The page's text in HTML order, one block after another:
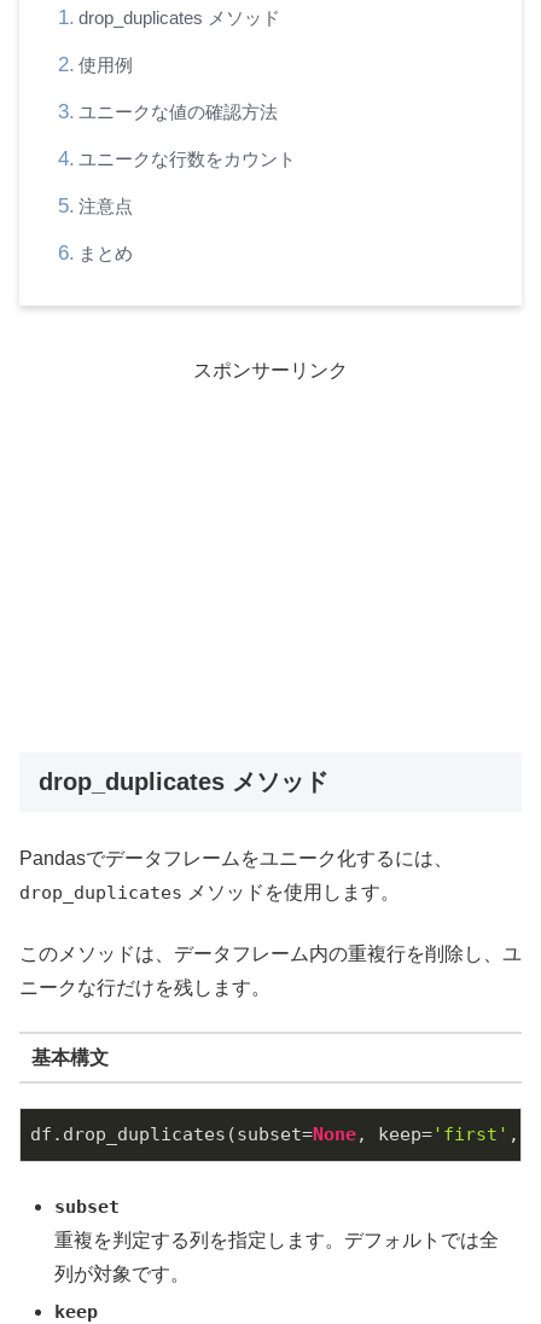
drop_duplicates メソッド
使用例
ユニークな値の確認方法
ユニークな行数をカウント
注意点
まとめ
スポンサーリンク
drop_duplicates メソッド
Pandasでデータフレームをユニーク化するには、
drop_duplicates メソッドを使用します。
このメソッドは、データフレーム内の重複行を削除し、ユ
ニークな行だけを残します。
基本構文
df.drop_duplicates(subset=None, keep='first' ,
subset
重複を判定する列を指定します。デフォルトでは全
列が対象です。
keep